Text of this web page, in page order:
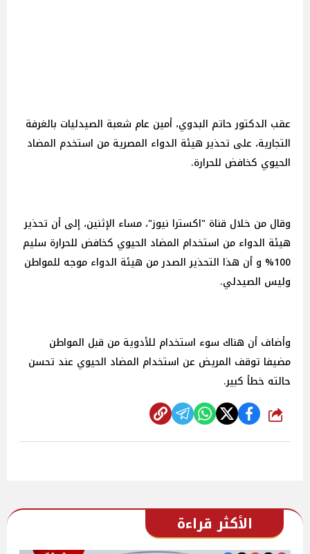
عقب الدكتور حاتم البدوي، أمين عام شعبة الصيدليات بالغرفة
التجارية، على تحذير هيئة الدواء المصرية من استخدم المضاد
الحيوي كخافض للحرارة.
وقال من خلال قناة "اكسترا نيوز"، مساء الإثنين، إلى أن تحذير
هيئة الدواء من استخدام المضاد الحيوي كخافض للحرارة سليم
100% و أن هذا التحذير الصدر من هيئة الدواء موجه للمواطن
وليس الصيدلي.
وأضاف أن هناك سوء استخدام للأدوية من قبل المواطن
مضيفا توقف المريض عن استخدام المضاد الحيوي عند تحسن
حالته خطأ كبير.
شارك
الأكثر قراءة